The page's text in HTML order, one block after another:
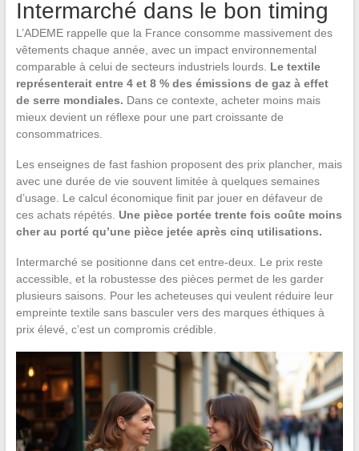
Intermarché dans le bon timing
L’ADEME rappelle que la France consomme massivement des
vêtements chaque année, avec un impact environnemental
comparable à celui de secteurs industriels lourds. Le textile
représenterait entre 4 et 8 % des émissions de gaz à effet
de serre mondiales. Dans ce contexte, acheter moins mais
mieux devient un réflexe pour une part croissante de
consommatrices.
Les enseignes de fast fashion proposent des prix plancher, mais
avec une durée de vie souvent limitée à quelques semaines
d’usage. Le calcul économique finit par jouer en défaveur de
ces achats répétés. Une pièce portée trente fois coûte moins
cher au porté qu’une pièce jetée après cinq utilisations.
Intermarché se positionne dans cet entre-deux. Le prix reste
accessible, et la robustesse des pièces permet de les garder
plusieurs saisons. Pour les acheteuses qui veulent réduire leur
empreinte textile sans basculer vers des marques éthiques à
prix élevé, c’est un compromis crédible.